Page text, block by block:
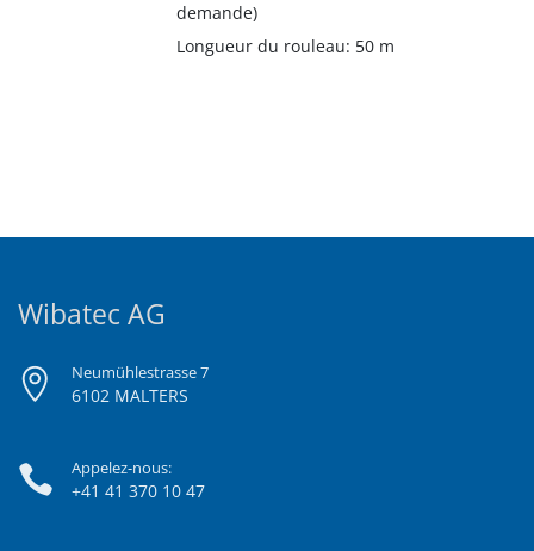
demande)
Longueur du rouleau: 50 m
Wibatec AG
Neumühlestrasse 7
6102 MALTERS
Appelez-nous:
+41 41 370 10 47